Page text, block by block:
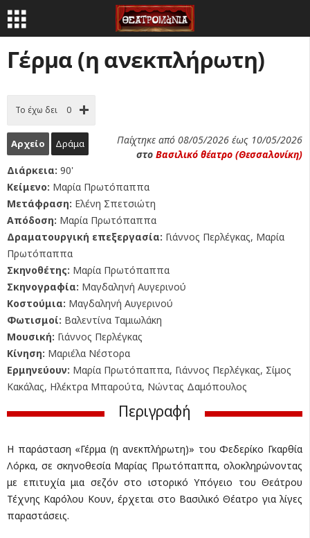
Γέρμα (η ανεκπλήρωτη)
Το έχω δει 0
Αρχείο Δράμα
Παίχτηκε από 08/05/2026 έως 10/05/2026
στο Βασιλικό θέατρο (Θεσσαλονίκη)
Διάρκεια: 90'
Κείμενο: Μαρία Πρωτόπαππα
Μετάφραση: Ελένη Σπετσιώτη
Απόδοση: Μαρία Πρωτόπαππα
Δραματουργική επεξεργασία: Γιάννος Περλέγκας, Μαρία
Πρωτόπαππα
Σκηνοθέτης: Μαρία Πρωτόπαππα
Σκηνογραφία: Μαγδαληνή Αυγερινού
Κοστούμια: Μαγδαληνή Αυγερινού
Φωτισμοί: Βαλεντίνα Ταμιωλάκη
Μουσική: Γιάννος Περλέγκας
Κίνηση: Μαριέλα Νέστορα
Ερμηνεύουν: Μαρία Πρωτόπαππα, Γιάννος Περλέγκας, Σίμος
Κακάλας, Ηλέκτρα Μπαρούτα, Νώντας Δαμόπουλος
Περιγραφή
Η παράσταση «Γέρμα (η ανεκπλήρωτη)» του Φεδερίκο Γκαρθία
Λόρκα, σε σκηνοθεσία Μαρίας Πρωτόπαππα, ολοκληρώνοντας
με επιτυχία μια σεζόν στο ιστορικό Υπόγειο του Θεάτρου
Τέχνης Καρόλου Κουν, έρχεται στο Βασιλικό Θέατρο για λίγες
παραστάσεις.